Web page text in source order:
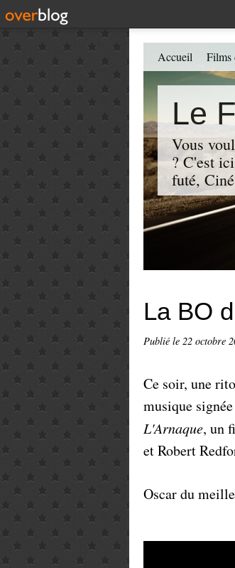
Le
Vous
? C'est
futé,
Accueil Films
La BO
Publié le 22 octobre
Ce soir, une
musique
L'Arnaque, un
et Robert
Oscar du